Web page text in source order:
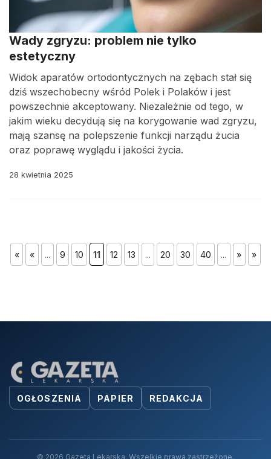
Wady zgryzu: problem nie tylko
estetyczny
Widok aparatów ortodontycznych na zębach stał się
dziś wszechobecny wśród Polek i Polaków i jest
powszechnie akceptowany. Niezależnie od tego, w
jakim wieku decydują się na korygowanie wad zgryzu,
mają szansę na polepszenie funkcji narządu żucia
oraz poprawę wyglądu i jakości życia.
28 kwietnia 2025
« « ... 9 10 11 12 13 ... 20 30 40 ... » »
OGŁOSZENIA PAPIER REDAKCJA
© 2026 Gazeta Lekarska. Wszelkie prawa zastrzeżone.